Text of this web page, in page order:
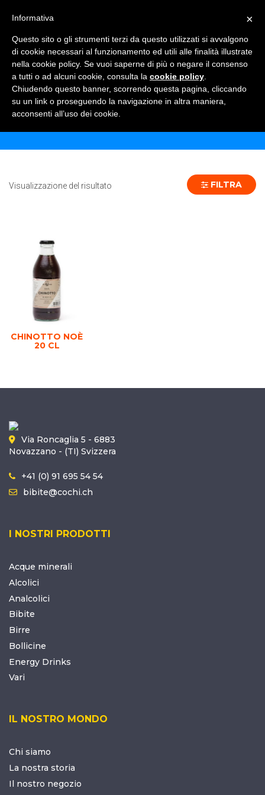
CHINOTTO NOE´ 20 CL VP - 24 PZ
Home Prodotto Formato
Visualizzazione del risultato FILTRA
CHINOTTO NOÈ
20 CL
Via Roncaglia 5 - 6883
Novazzano - (TI) Svizzera
+41 (0) 91 695 54 54
bibite@cochi.ch
I NOSTRI PRODOTTI
Acque minerali
Alcolici
Analcolici
Bibite
Birre
Bollicine
Energy Drinks
Vari
IL NOSTRO MONDO
Chi siamo
La nostra storia
Il nostro negozio
×
Informativa
Questo sito o gli strumenti terzi da questo utilizzati si avvalgono
di cookie necessari al funzionamento ed utili alle finalità illustrate
nella cookie policy. Se vuoi saperne di più o negare il consenso
a tutti o ad alcuni cookie, consulta la cookie policy
Chiudendo questo banner, scorrendo questa pagina, cliccando
su un link o proseguendo la navigazione in altra maniera,
acconsenti all’uso dei cookie.